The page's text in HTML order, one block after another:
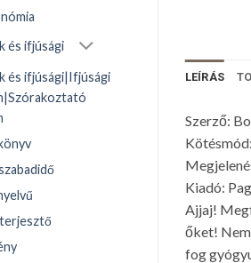
és ifjúsági
és ifjúsági|Ifjúsági
LEÍRÁS
Szerző:
Kiadó:
Ajjaj!
őket! Nem
fog